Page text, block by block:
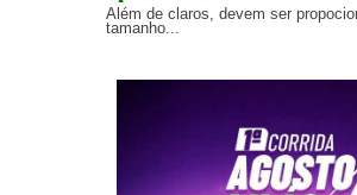
Além de claros, devem ser
tamanho...